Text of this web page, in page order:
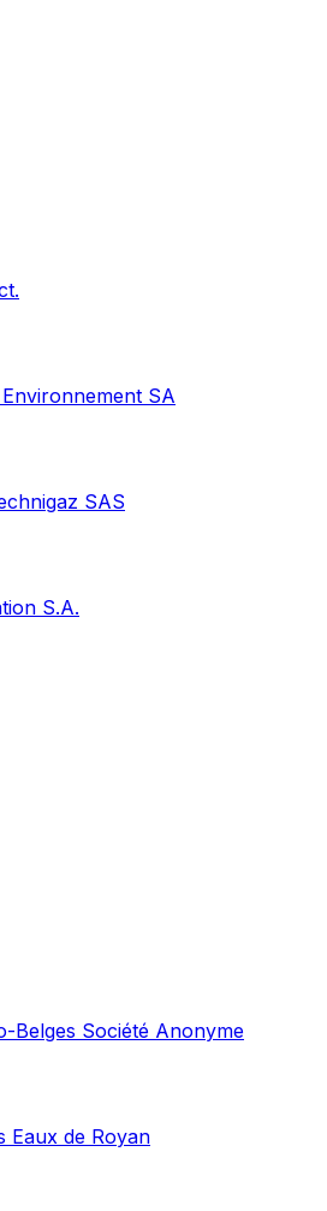
SA
SAS
S.A.
Belges Société Anonyme
Eaux de Royan